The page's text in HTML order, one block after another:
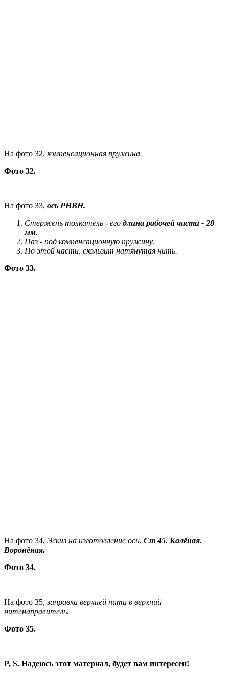
На фото 32, компенсационная пружина.
Фото 32.
На фото 33, ось РНВН.
Стержень толкатель - его длина рабочей части - 28
мм.
Паз - под компенсационную пружину.
По этой части, скользит натянутая нить.
Фото 33.
На фото 34, Эскиз на изготовление оси. Ст 45. Калёная.
Воронёная.
Фото 34.
На фото 35, заправка верхней нити в верхний
нитенаправитель.
Фото 35.
P, S. Надеюсь этот материал, будет вам интересен!